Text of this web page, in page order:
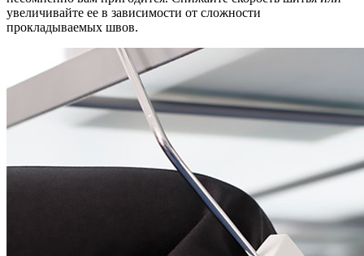
увеличивайте ее в зависимости от сложности
прокладываемых швов.